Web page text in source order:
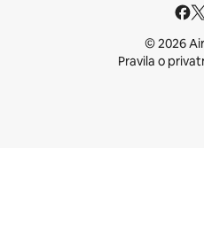
© 2026
Pravila o